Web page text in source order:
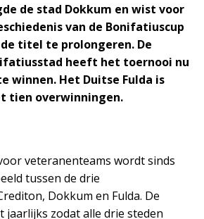
de stad Dokkum en wist voor
van de Bonifatiuscup
titel te prolongeren. De
heeft het toernooi nu
winnen. Het Duitse Fulda is
tien overwinningen.
veteranenteams wordt sinds
tussen de drie
Dokkum en Fulda. De
jaarlijks zodat alle drie steden